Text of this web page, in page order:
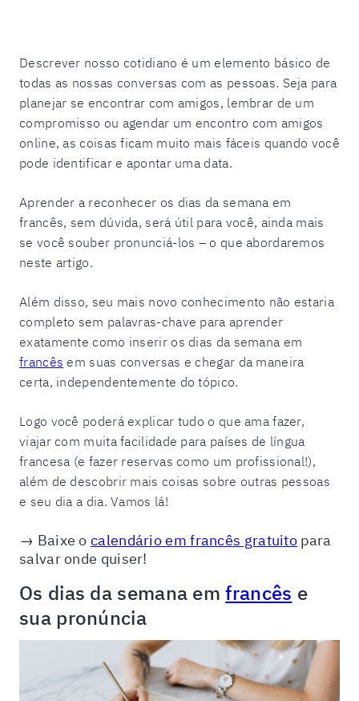
Descrever nosso cotidiano é um elemento básico de
todas as nossas conversas com as pessoas. Seja para
planejar se encontrar com amigos, lembrar de um
compromisso ou agendar um encontro com amigos
online, as coisas ficam muito mais fáceis quando você
pode identificar e apontar uma data.
Aprender a reconhecer os dias da semana em
francês, sem dúvida, será útil para você, ainda mais
se você souber pronunciá-los – o que abordaremos
neste artigo.
Além disso, seu mais novo conhecimento não estaria
completo sem palavras-chave para aprender
exatamente como inserir os dias da semana em
francês em suas conversas e chegar da maneira
certa, independentemente do tópico.
Logo você poderá explicar tudo o que ama fazer,
viajar com muita facilidade para países de língua
francesa (e fazer reservas como um profissional!),
além de descobrir mais coisas sobre outras pessoas
e seu dia a dia. Vamos lá!
→ Baixe o calendário em francês gratuito para
salvar onde quiser!
Os dias da semana emfrancês e
sua pronúncia